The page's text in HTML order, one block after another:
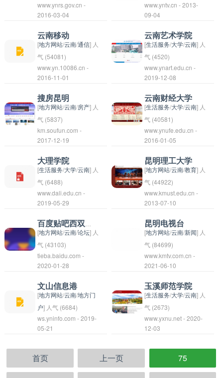
社会发展和人才培养做
出积极贡献。
长、副省长等组成，下
设各部门和办公厅，负
责具体的政务工作。云
南省政府致力于建设美
丽富饶的云南，推动全
省经济社会发展。
市政府与市民沟通互动
的桥梁，促进政务公开
和民生服务的提升。
明市是中国西南地区的
重要经济、文化和旅游
中心，拥有丰富的自然
资源和人文景观。值得
一提的是，昆明市是多
民族和谐共处的城市，
拥有丰富的民族文化和
传统手工艺。在昆明
市，游客不仅可以欣赏
到美丽的风景，还可以
体验到不同民族的风俗
习惯和美食文化。昆明
市是一个独特而多彩的
城市，吸引着无数国内
外游客前来观光旅游。
云南人事人才网是一个
专门提供招聘服务和人
才招聘信息的网站，旨
在帮助企业与求职者之
间建立联系，实现双向
匹配。该网站为云南地
区的企业和求职者提供
了一个便捷的平台，促
进了人才资源的流动和
有效利用。用户可以在
云南人事人才网上发布
招聘信息、查看求职信
息，进行在线简历投递
和面试预约等操作，从
而更快速地找到合适的
工作或人才。
www.ynrs.gov.cn -
2016-03-04
云南电视网是中国云南
省省级电视台集团，成
立于1973年，是云南
省重要的新闻媒体平
台，拥有多个频道和节
目，覆盖全省各地。云
南电视网致力于提供全
方位的新闻、资讯、娱
乐和文化节目，为广大
观众提供多样化的内
容。
www.yntv.cn - 2013-
09-04
云南移动
[地方网站/云南/通信] 人
气 (54081)
云南移动是中国云南省
的一个移动通信运营
商，提供手机通信业务
和数据服务。它是中国
移动的附属公司之一，
在云南省有着广泛的网
络覆盖和用户基础。云
南移动致力于为用户提
供高质量的通信服务和
创新的产品，满足用户
日益增长的通信需求。
www.yn.10086.cn -
2016-11-01
云南艺术学院
[生活服务/大学/云南] 人
气 (4520)
云南艺术学院成立于
1959年，是一所以艺
术专业为主的高等艺术
院校，也是中国西南地
区较有影响力的艺术学
院之一。学校设有音
乐、舞蹈、戏剧影视、
美术等多个专业，培养
了大批优秀的音乐家、
舞蹈家、演员、美术家
等艺术人才。学院拥有
一支高水平的教学团队
和一流的教学设施，致
力于为学生提供全面的
专业培养和艺术教育。
同时，学院还积极开展
国内外的艺术交流与合
作，促进学生的艺术创
作和学术研究。
www.ynart.edu.cn -
2019-12-08
搜房昆明
[地方网站/云南/房产] 人
气 (5837)
km.soufun.com -
2017-12-19
云南财经大学
[生活服务/大学/云南] 人
气 (40581)
www.ynufe.edu.cn -
2016-01-05
大理学院
[生活服务/大学/云南] 人
气 (6488)
位于中国云南省大理市
的一所综合性本科院
校。学校创建于1978
年，前身为云南农村干
部学校。学校占地面积
约2700亩，拥有现代
化的教学设施和良好的
教学条件。学校设有多
个学院，开设有文、
史、理、工、管、法、
教育等多个学科专业。
大理学院注重培养学生
力，致力于为社会培养
高素质人才。
www.dali.edu.cn -
2019-05-29
昆明理工大学
[地方网站/云南/教育] 人
气 (44922)
昆明理工大学成立于
2005年，是一所位于
中国云南省昆明市的综
合性大学。学校是由昆
明理工大学原昆明工程
学院更名而来，是经国
家教育部批准设立的本
科院校。昆明理工大学
致力于培养高素质的人
才，促进科学研究和社
会服务，为国家和地区
的经济社会发展做出积
学科领域，包括工程、
理学、经济管理、文
www.kmust.edu.cn -
2013-07-10
[地方网站/云南/论坛] 人
气 (43103)
百度贴吧西双版纳是一
个关于西双版纳地区的
贴吧社区，为在该地区
生活、工作或者旅游的
人们提供了一个交流互
动的平台。在这个贴吧
中，人们可以分享关于
包括当地的风土人情、
旅游攻略、美食推荐等
tieba.baidu.com -
2020-01-28
昆明电视台
[地方网站/云南/新闻] 人
气 (84699)
昆明电视台是中国云南
省昆明市的一个地方电
视台，也是云南省的主
要媒体之一。该电视台
主要播放当地新闻、综
艺节目、文化节目等内
容，是云南省居民获取
www.kmtv.com.cn -
2021-06-10
文山信息港
[地方网站/云南/地方门
户] 人气 (6684)
文山信息港可能是一个
具有信息发布、咨询和
站，旨在为用户提供各
种有价值的信息资源和
ws.yninfo.com - 2019-
05-21
玉溪师范学院
[生活服务/大学/云南] 人
气 (2673)
玉溪师范学院是一所位
于中国云南省玉溪市的
1978年。学校以培养
师范教育人才为主要任
www.yxnu.net - 2020-
12-03
首页 上一页 75